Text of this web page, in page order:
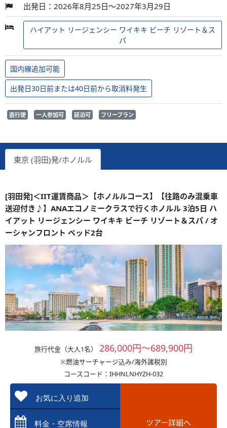
出発日：2026年8月25日～2027年3月29日
ハイアット リージェンシー ワイキキ ビーチ リゾート＆ス
パ
国内線追加可能
出発日30日前または40日前から取消料発生
直行便 一人参加可 延泊可 フリープラン
東京 (羽田)発/ホノルル
[羽田発]＜IIT運賃商品＞【ホノルルコース】【往路のみ混乗車
送迎付き♪】ANAエコノミークラスで行くホノルル 3泊5日 ハ
イアット リージェンシー ワイキキ ビーチ リゾート＆スパ / オ
ーシャンフロント ベッド2台
旅行代金（大人1名） 286,000円～689,900円
※燃油サーチャージ込み/海外諸税別
コースコード：IHHNLNHYZH-032
お気に入り追加
料金・空席情報 ツアー詳細へ